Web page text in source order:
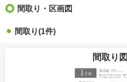
間取り・区画図
間取り(1件)
間取り図